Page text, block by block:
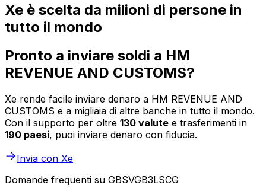
Xe è scelta da milioni di persone in
tutto il mondo
Pronto a inviare soldi a HM
REVENUE AND CUSTOMS?
Xe rende facile inviare denaro a HM REVENUE AND
CUSTOMS e a migliaia di altre banche in tutto il mondo.
Con il supporto per oltre 130 valute e trasferimenti in
190 paesi, puoi inviare denaro con fiducia.
Invia con Xe
Domande frequenti su GBSVGB3LSCG